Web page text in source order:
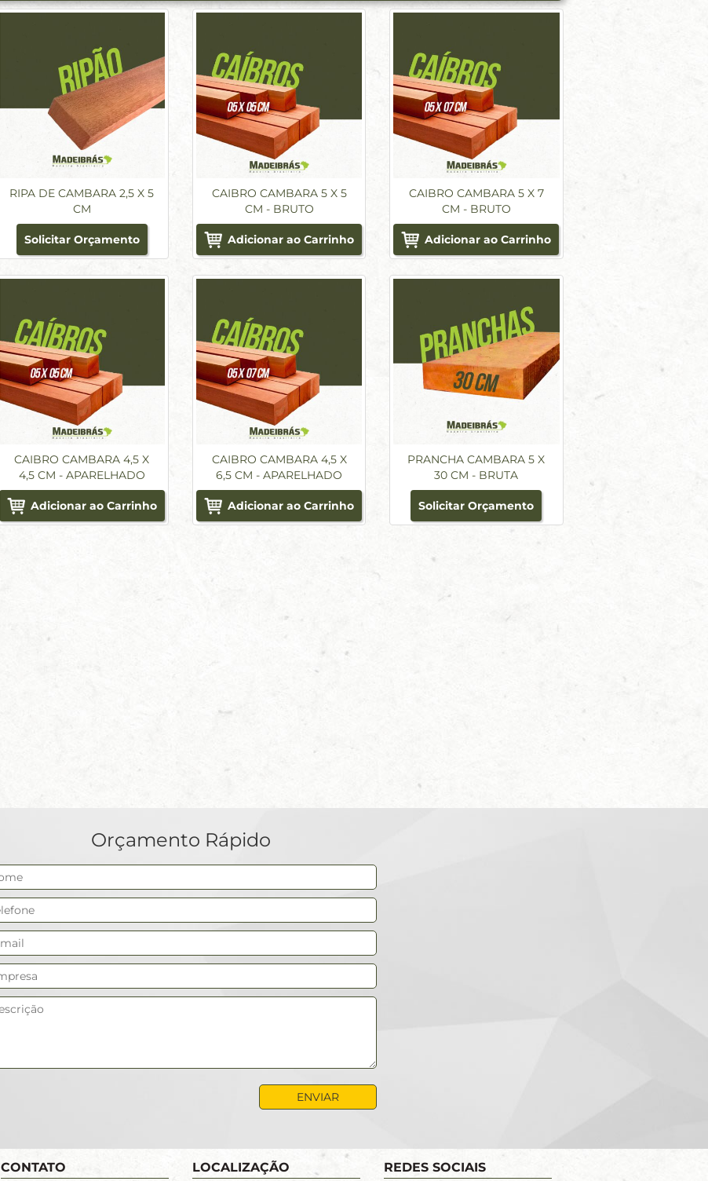
RIPA DE CAMBARA 2,5 X 5
CM
Solicitar Orçamento
CAIBRO CAMBARA 5 X 5
CM - BRUTO
Adicionar ao Carrinho
CAIBRO CAMBARA 5 X 7
CM - BRUTO
Adicionar ao Carrinho
CAIBRO CAMBARA 4,5 X
4,5 CM - APARELHADO
Adicionar ao Carrinho
CAIBRO CAMBARA 4,5 X
6,5 CM - APARELHADO
Adicionar ao Carrinho
PRANCHA CAMBARA 5 X
30 CM - BRUTA
Solicitar Orçamento
Orçamento Rápido
CONTATO LOCALIZAÇÃO REDES SOCIAIS